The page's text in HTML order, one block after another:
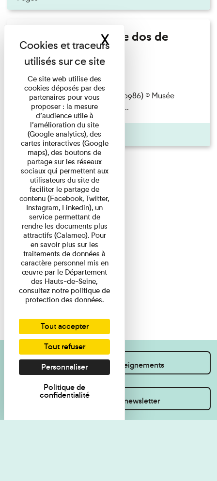
Philippe Artières - Le dos de
l'histoire
Lecture
assis(S. Passet, autochrome, A10986) © Musée
départementalAlbert Kahn / ...
Pages
Je souhaite des renseignements
Inscrivez-vous à la newsletter
Ce site web utilise des
cookies déposés par des
partenaires pour vous
proposer : la mesure
d’audience utile à
l’amélioration du site
(Google analytics), des
cartes interactives (Google
maps), des boutons de
partage sur les réseaux
sociaux qui permettent aux
utilisateurs du site de
faciliter le partage de
contenu (Facebook, Twitter,
Instagram, Linkedin), un
service permettant de
rendre les documents plus
attractifs (Calameo). Pour
en savoir plus sur les
traitements de données à
caractère personnel mis en
œuvre par le Département
des Hauts-de-Seine,
consultez notre politique de
protection des données.
Tout accepter
Tout refuser
Personnaliser
Politique de
confidentialité
XMasquer le